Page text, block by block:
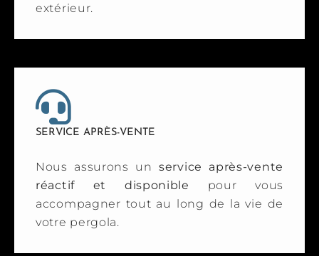
extérieur.
SERVICE APRÈS-VENTE
Nous assurons un service après-vente
réactif et disponible pour vous
accompagner tout au long de la vie de
votre pergola.